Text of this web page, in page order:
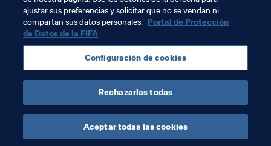
Temas relacionados
France UEFA
ajustar sus preferencias y solicitar que no se vendan ni
compartan sus datos personales. Portal de Protección
de Datos de la FIFA
Configuración de cookies
Rechazarlas todas
Aceptar todas las cookies